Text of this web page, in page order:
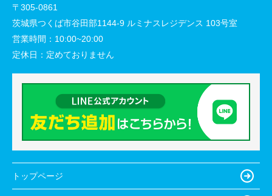
〒305-0861
茨城県つくば市谷田部1144-9 ルミナスレジデンス 103号室
営業時間： 10:00~20:00
定休日： 定めておりません
トップページ